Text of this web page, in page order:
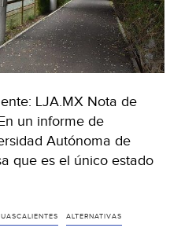
LJA.MX Nota de
un informe de
Autónoma de
que es el único estado
ALTERNATIVAS